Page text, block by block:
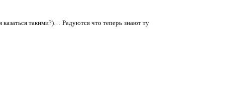
такими?)… Радуются что теперь знают ту